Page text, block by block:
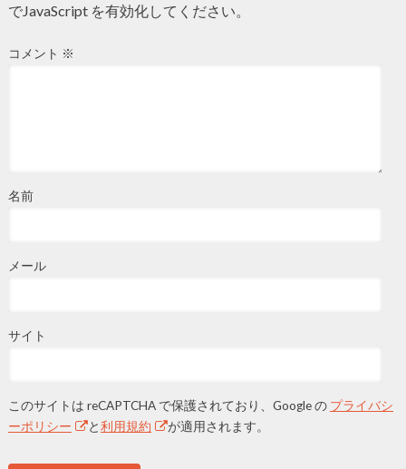
でJavaScript を有効化してください。
コメント ※
名前
メール
サイト
このサイトは reCAPTCHA で保護されており、Google の プライバシ
ーポリシー
と利用規約 が適用されます。